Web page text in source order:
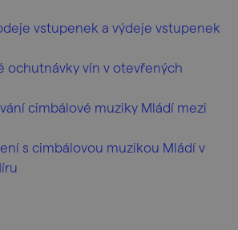
vstupenek a výdeje vstupenek
ochutnávky vín v otevřených
cimbálové muziky Mládí mezi
s cimbálovou muzikou Mládí v